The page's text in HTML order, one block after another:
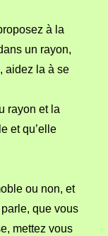
à la
un rayon,
aidez la à se
rayon et la
et qu’elle
ou non, et
que vous
mettez vous